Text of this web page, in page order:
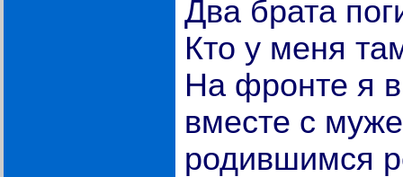
Два брата
Кто у меня
На фронте я
вместе с
родившимся